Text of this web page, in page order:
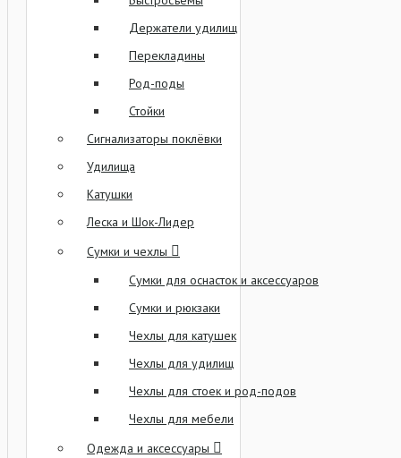
Держатели удилищ
Перекладины
Род-поды
Стойки
Сигнализаторы поклёвки
Удилища
Катушки
Леска и Шок-Лидер
Сумки и чехлы
Сумки для оснасток и аксессуаров
Сумки и рюкзаки
Чехлы для катушек
Чехлы для удилищ
Чехлы для стоек и род-подов
Чехлы для мебели
Одежда и аксессуары